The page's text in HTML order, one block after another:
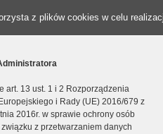
z plików cookies w celu
art. 13 ust. 1 i 2 Rozporządzenia
i Rady (UE) 2016/679 z
2016r. w sprawie ochrony osób
z przetwarzaniem danych